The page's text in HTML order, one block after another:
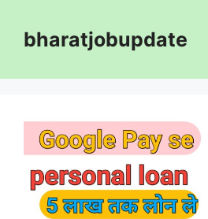
contentbharatjobupdate